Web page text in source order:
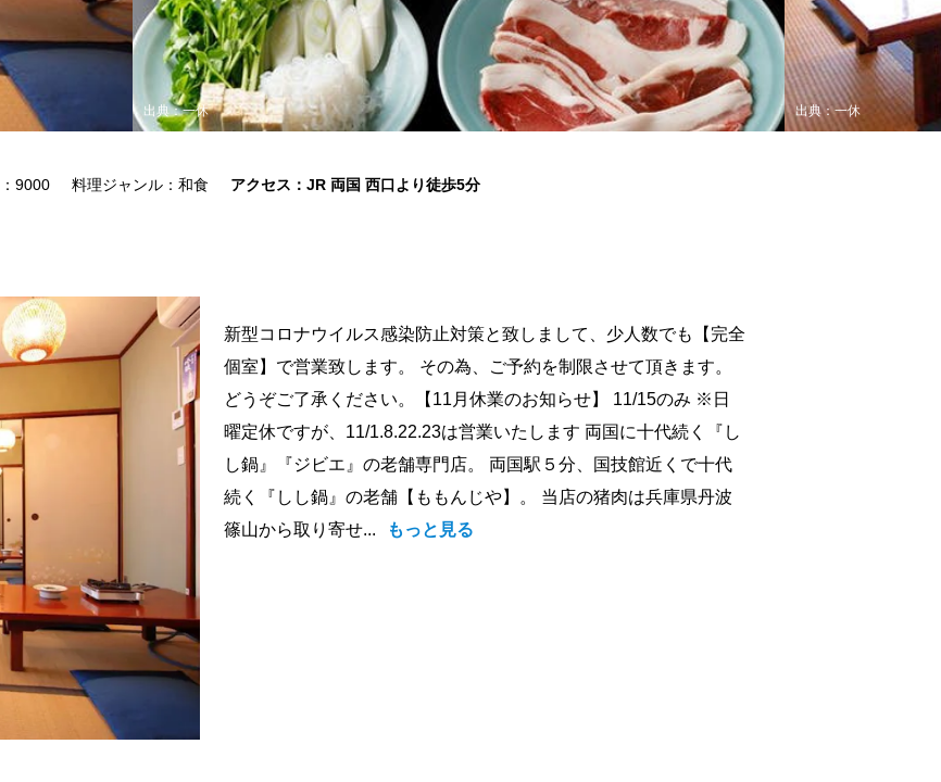
出典：一休 出典：一休
9000 料理ジャンル：和食 アクセス：JR 両国 西口より徒歩5分
新型コロナウイルス感染防止対策と致しまして、少人数でも【完全
個室】で営業致します。 その為、ご予約を制限させて頂きます。
どうぞご了承ください。【11月休業のお知らせ】 11/15のみ ※日
曜定休ですが、11/1.8.22.23は営業いたします 両国に十代続く『し
し鍋』『ジビエ』の老舗専門店。 両国駅５分、国技館近くで十代
続く『しし鍋』の老舗【ももんじや】。 当店の猪肉は兵庫県丹波
篠山から取り寄せ...
もっと見る